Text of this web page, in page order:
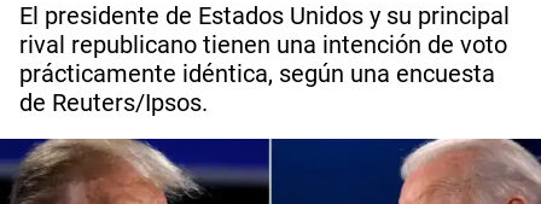
El presidente de Estados Unidos y su principal
rival republicano tienen una intención de voto
prácticamente idéntica, según una encuesta
de Reuters/Ipsos.